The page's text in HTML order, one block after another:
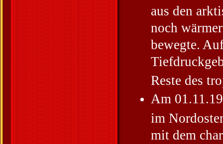
aus den
noch
bewegte.
Reste des
Am
im
mit dem